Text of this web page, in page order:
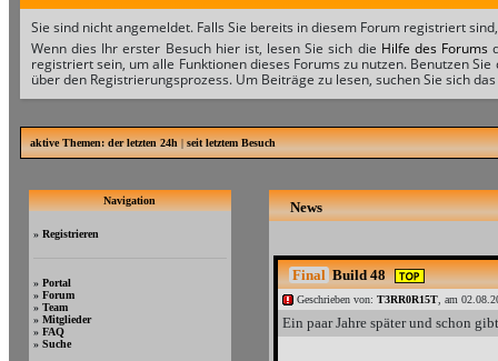
Sie sind nicht angemeldet. Falls Sie bereits in diesem Forum registriert
Wenn dies Ihr erster Besuch hier ist, lesen Sie sich die Hilfe des Forums
registriert sein, um alle Funktionen dieses Forums zu nutzen. Benutzen
über den Registrierungsprozess. Um Beiträge zu lesen, suchen Sie sich
aktive Themen:der letzten 24h|seit letztem Besuch
Navigation
» Registrieren
» Portal
» Forum
» Team
» Mitglieder
» FAQ
» Suche
News
Final Build 48
Geschrieben von: T3RR0R15T, am
Ein paar Jahre später und schon